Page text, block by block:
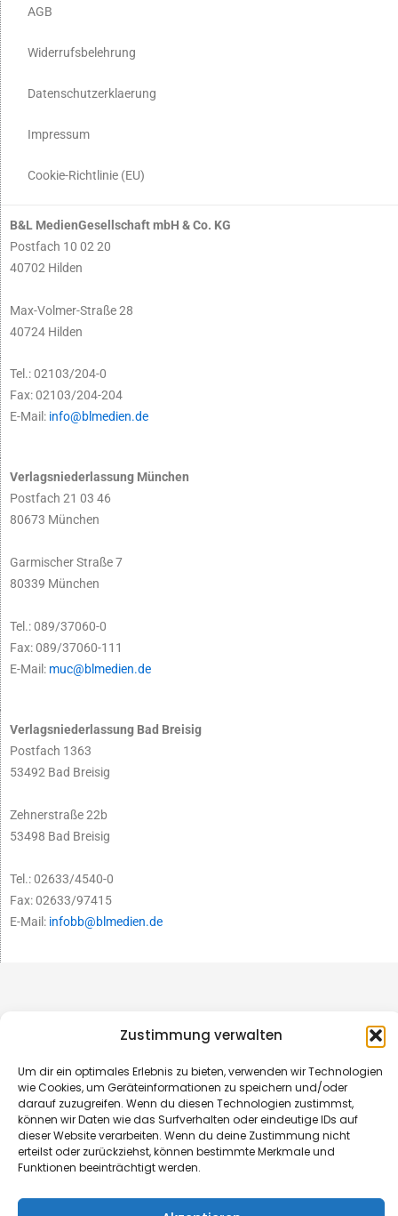
Zustimmung verwalten
Um dir ein optimales Erlebnis zu bieten, verwenden wir Technologien
wie Cookies, um Geräteinformationen zu speichern und/oder
darauf zuzugreifen. Wenn du diesen Technologien zustimmst,
können wir Daten wie das Surfverhalten oder eindeutige IDs auf
dieser Website verarbeiten. Wenn du deine Zustimmung nicht
erteilst oder zurückziehst, können bestimmte Merkmale und
Funktionen beeinträchtigt werden.
AGB
Widerrufsbelehrung
Datenschutzerklaerung
Impressum
Cookie-Richtlinie (EU)
B&L MedienGesellschaft mbH & Co. KG
Postfach 10 02 20
40702 Hilden
Max-Volmer-Straße 28
40724 Hilden
Tel.: 02103/204-0
Fax: 02103/204-204
E-Mail: info@blmedien.de
Verlagsniederlassung München
Postfach 21 03 46
80673 München
Garmischer Straße 7
80339 München
Tel.: 089/37060-0
Fax: 089/37060-111
E-Mail: muc@blmedien.de
Verlagsniederlassung Bad Breisig
Postfach 1363
53492 Bad Breisig
Zehnerstraße 22b
53498 Bad Breisig
Tel.: 02633/4540-0
Fax: 02633/97415
E-Mail: infobb@blmedien.de
© B&L MedienGesellschaft mbH & Co. KG